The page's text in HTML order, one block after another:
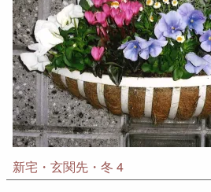
新宅・玄関先・冬 4